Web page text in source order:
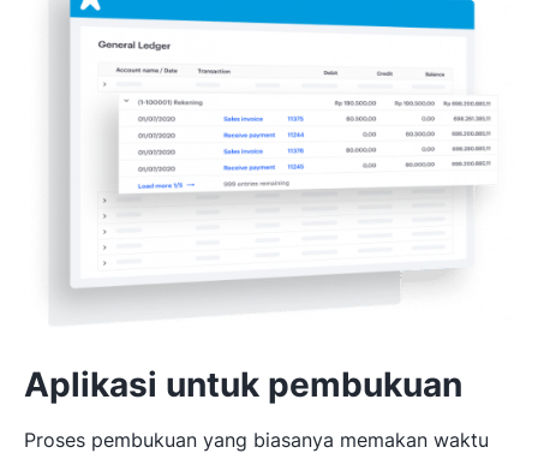
Aplikasi untuk pembukuan
Proses pembukuan yang biasanya memakan waktu